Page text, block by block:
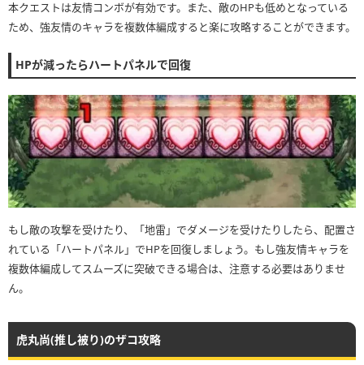
本クエストは友情コンボが有効です。また、敵のHPも低めとなっている
ため、強友情のキャラを複数体編成すると楽に攻略することができます。
HPが減ったらハートパネルで回復
もし敵の攻撃を受けたり、「地雷」でダメージを受けたりしたら、配置さ
れている「ハートパネル」でHPを回復しましょう。もし強友情キャラを
複数体編成してスムーズに突破できる場合は、注意する必要はありませ
ん。
虎丸尚(推し被り)のザコ攻略